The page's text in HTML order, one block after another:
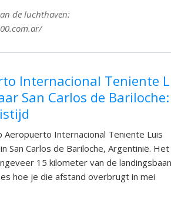
de luchthaven:
Internacional Teniente
San Carlos de Bariloche:
Aeropuerto Internacional Teniente Luis
San Carlos de Bariloche, Argentinië. Het
15 kilometer van de
hoe je die afstand overbrugt in mei